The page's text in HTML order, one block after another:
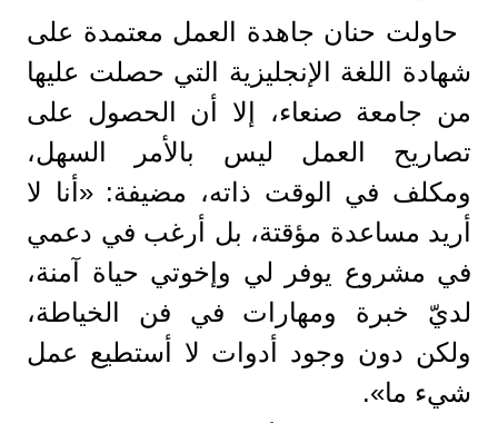
حاولت حنان جاهدة العمل معتمدة على
شهادة اللغة الإنجليزية التي حصلت عليها
من جامعة صنعاء، إلا أن الحصول على
تصاريح العمل ليس بالأمر السهل،
ومكلف في الوقت ذاته، مضيفة: «أنا لا
أريد مساعدة مؤقتة، بل أرغب في دعمي
في مشروع يوفر لي وإخوتي حياة آمنة،
لديّ خبرة ومهارات في فن الخياطة،
ولكن دون وجود أدوات لا أستطيع عمل
شيء ما».